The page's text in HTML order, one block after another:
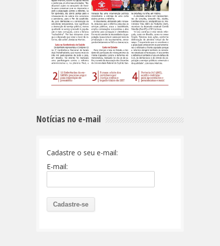
Notícias no e-mail
Cadastre o seu e-mail:
E-mail: